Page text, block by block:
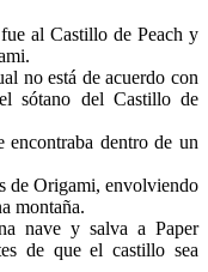
al Castillo de Peach y
no está de acuerdo con
sótano del Castillo de
dentro de un
de Origami, envolviendo
montaña.
nave y salva a Paper
de que el castillo sea